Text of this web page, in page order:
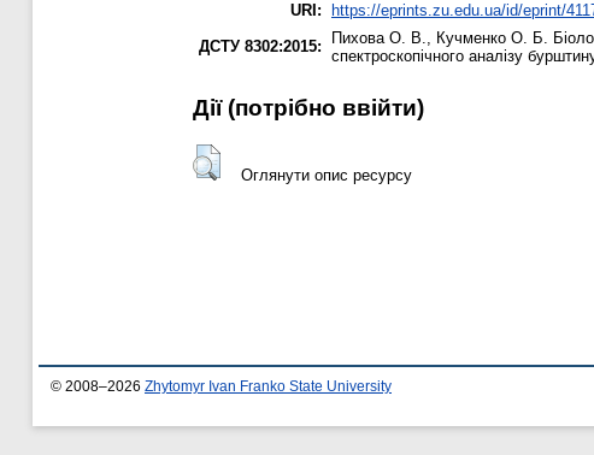
URI:
https://eprints.zu.edu.ua/id/eprint/
ДСТУ 8302:2015:
Пихова О. В., Кучменко О. Б.
спектроскопічного аналізу
Дії ​​(потрібно ввійти)
Оглянути опис ресурсу
© 2008–2026 Zhytomyr Ivan Franko State University